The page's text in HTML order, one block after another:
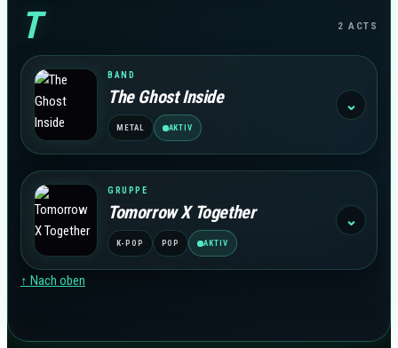
T 2 ACTS
BAND
The Ghost Inside
METAL AKTIV
⌄
GRUPPE
Tomorrow X Together
K-POP POP AKTIV
⌄
↑ Nach oben